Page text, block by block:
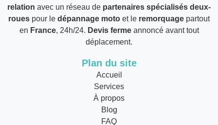
relation avec un réseau de partenaires spécialisés deux-
roues pour le dépannage moto et le remorquage partout
en France, 24h/24. Devis fermeannoncé avant tout
déplacement.
Plan du site
Accueil
Services
À propos
Blog
FAQ